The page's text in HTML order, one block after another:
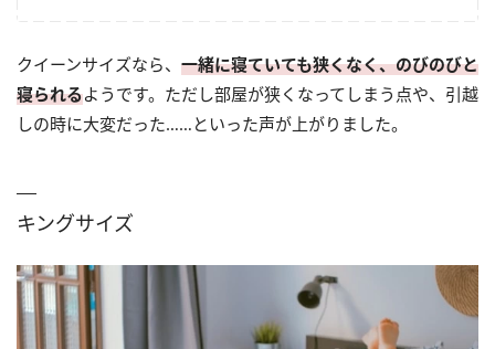
クイーンサイズなら、 一緒に寝ていても狭くなく、のびのびと
寝られるようです。ただし部屋が狭くなってしまう点や、引越
しの時に大変だった……といった声が上がりました。
キングサイズ